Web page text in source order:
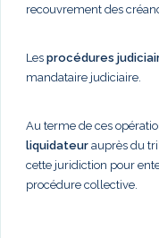
recouvrement des
Les procédures
mandataire judiciaire.
Au terme de ces
liquidateur auprès du
cette juridiction pour
procédure collective.